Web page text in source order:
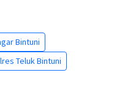
Bintuni
Teluk Bintuni